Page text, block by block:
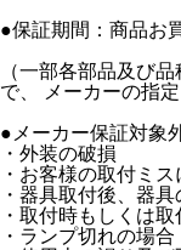
●保証期間：商品お
（一部各部品及び
で、 メーカーの指
●メーカー保証対象
・外装の破損
・お客様の取付ミ
・器具取付後、器
・取付時もしくは
・ランプ切れの場合